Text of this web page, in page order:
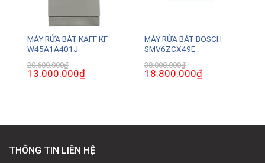
MÁY RỬA BÁT KAFF KF –
W45A1A401J
20.600.000₫
Giá
gốc
13.000.000₫Giá
hiện
MÁY RỬA BÁT BOSCH
SMV6ZCX49E
38.000.000₫
Giá
gốc
18.800.000₫Giá
hiện
THÔNG TIN LIÊN HỆ